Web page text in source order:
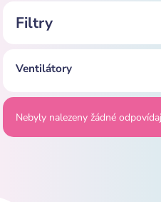
Filtry
Ventilátory
Nebyly nalezeny žádné